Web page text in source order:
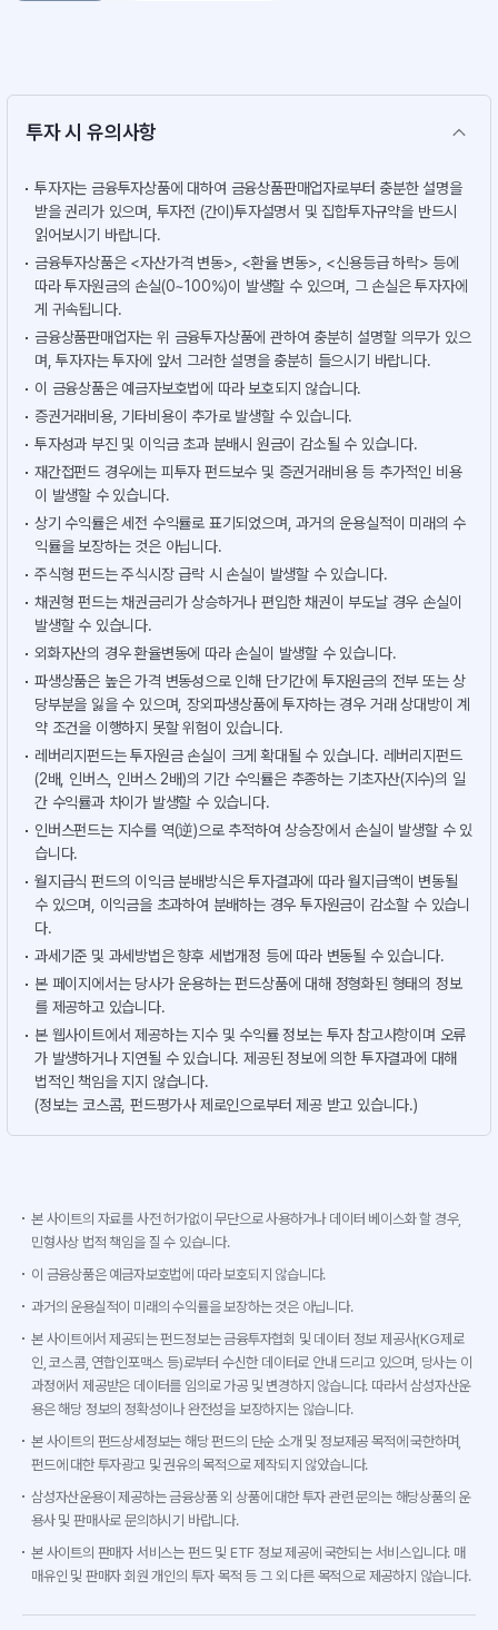
투자 시 유의사항
투자자는 금융투자상품에 대하여 금융상품판매업자로부터 충분한 설명을
받을 권리가 있으며, 투자전 (간이)투자설명서 및 집합투자규약을 반드시
읽어보시기 바랍니다.
금융투자상품은 <자산가격 변동>, <환율 변동>, <신용등급 하락> 등에
따라 투자원금의 손실(0~100%)이 발생할 수 있으며, 그 손실은 투자자에
게 귀속됩니다.
금융상품판매업자는 위 금융투자상품에 관하여 충분히 설명할 의무가 있으
며, 투자자는 투자에 앞서 그러한 설명을 충분히 들으시기 바랍니다.
이 금융상품은 예금자보호법에 따라 보호되지 않습니다.
증권거래비용, 기타비용이 추가로 발생할 수 있습니다.
투자성과 부진 및 이익금 초과 분배시 원금이 감소될 수 있습니다.
재간접펀드 경우에는 피투자 펀드보수 및 증권거래비용 등 추가적인 비용
이 발생할 수 있습니다.
상기 수익률은 세전 수익률로 표기되었으며, 과거의 운용실적이 미래의 수
익률을 보장하는 것은 아닙니다.
주식형 펀드는 주식시장 급락 시 손실이 발생할 수 있습니다.
채권형 펀드는 채권금리가 상승하거나 편입한 채권이 부도날 경우 손실이
발생할 수 있습니다.
외화자산의 경우 환율변동에 따라 손실이 발생할 수 있습니다.
파생상품은 높은 가격 변동성으로 인해 단기간에 투자원금의 전부 또는 상
당부분을 잃을 수 있으며, 장외파생상품에 투자하는 경우 거래 상대방이 계
약 조건을 이행하지 못할 위험이 있습니다.
레버리지펀드는 투자원금 손실이 크게 확대될 수 있습니다. 레버리지펀드
(2배, 인버스, 인버스 2배)의 기간 수익률은 추종하는 기초자산(지수)의 일
간 수익률과 차이가 발생할 수 있습니다.
인버스펀드는 지수를 역(逆)으로 추적하여 상승장에서 손실이 발생할 수 있
습니다.
월지급식 펀드의 이익금 분배방식은 투자결과에 따라 월지급액이 변동될
수 있으며, 이익금을 초과하여 분배하는 경우 투자원금이 감소할 수 있습니
다.
과세기준 및 과세방법은 향후 세법개정 등에 따라 변동될 수 있습니다.
본 페이지에서는 당사가 운용하는 펀드상품에 대해 정형화된 형태의 정보
를 제공하고 있습니다.
본 웹사이트에서 제공하는 지수 및 수익률 정보는 투자 참고사항이며 오류
가 발생하거나 지연될 수 있습니다. 제공된 정보에 의한 투자결과에 대해
법적인 책임을 지지 않습니다.
(정보는 코스콤, 펀드평가사 제로인으로부터 제공 받고 있습니다.)
본 사이트의 자료를 사전 허가없이 무단으로 사용하거나 데이터 베이스화 할 경우,
민형사상 법적 책임을 질 수 있습니다.
이 금융상품은 예금자보호법에 따라 보호되지 않습니다.
과거의 운용실적이 미래의 수익률을 보장하는 것은 아닙니다.
본 사이트에서 제공되는 펀드정보는 금융투자협회 및 데이터 정보 제공사(KG제로
인, 코스콤, 연합인포맥스 등)로부터 수신한 데이터로 안내 드리고 있으며, 당사는 이
과정에서 제공받은 데이터를 임의로 가공 및 변경하지 않습니다. 따라서 삼성자산운
용은 해당 정보의 정확성이나 완전성을 보장하지는 않습니다.
본 사이트의 펀드상세정보는 해당 펀드의 단순 소개 및 정보제공 목적에 국한하며,
펀드에 대한 투자광고 및 권유의 목적으로 제작되지 않았습니다.
삼성자산운용이 제공하는 금융상품 외 상품에 대한 투자 관련 문의는 해당상품의 운
용사 및 판매사로 문의하시기 바랍니다.
본 사이트의 판매자 서비스는 펀드 및 ETF 정보 제공에 국한되는 서비스입니다. 매
매유인 및 판매자 회원 개인의 투자 목적 등 그 외 다른 목적으로 제공하지 않습니다.